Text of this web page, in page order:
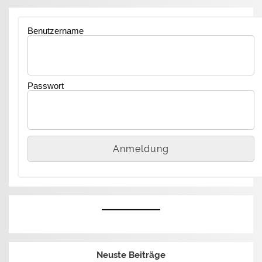
Benutzername
Passwort
Neuste Beiträge